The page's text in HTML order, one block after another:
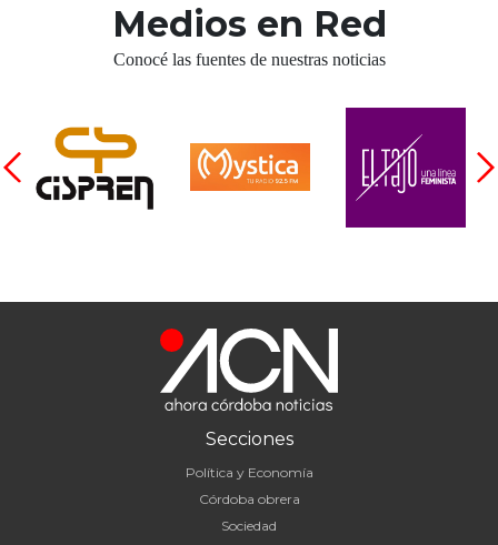
Medios en Red
Conocé las fuentes de nuestras noticias
Secciones
Política y Economía
Córdoba obrera
Sociedad